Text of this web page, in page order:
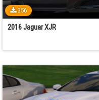
356
2016 Jaguar XJR